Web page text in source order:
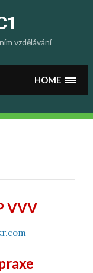
vzdělávání
HOME
VVV